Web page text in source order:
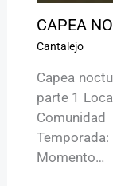
CAPEA
Cantalejo
Capea
parte 1
Momento…